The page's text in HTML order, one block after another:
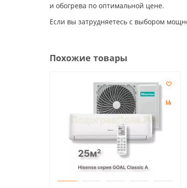
и обогрева по оптимальной цене.
Если вы затрудняетесь с выбором
Похожие товары